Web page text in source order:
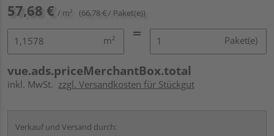
57,68 € / m² (66,78 € / Paket(e))
m² Paket(e)
vue.ads.priceMerchantBox.total
inkl. MwSt. zzgl. Versandkosten für Stückgut
Verkauf und Versand durch: